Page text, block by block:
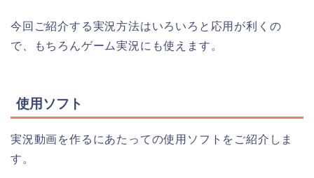
今回ご紹介する実況方法はいろいろと応用が利くの
で、もちろんゲーム実況にも使えます。
使用ソフト
実況動画を作るにあたっての使用ソフトをご紹介しま
す。